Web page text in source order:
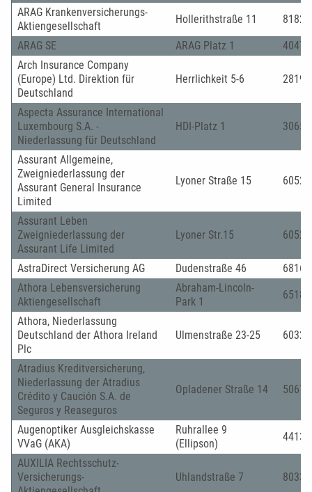
ARAG Krankenversicherungs-
Aktiengesellschaft
Hollerithstraße 11
81829
ARAG SE
ARAG Platz 1
40472
Arch Insurance Company
(Europe) Ltd. Direktion für
Deutschland
Herrlichkeit 5-6 28199
Aspecta Assurance International
Luxembourg S.A. -
Niederlassung für Deutschland
HDI-Platz 1 30659
Assurant Allgemeine,
Zweigniederlassung der
Assurant General Insurance
Limited
Lyoner Straße 15 60528
Assurant Leben
Zweigniederlassung der
Assurant Life Limited
Lyoner Str.15 60528
AstraDirect Versicherung AG Dudenstraße 46
68167
Athora Lebensversicherung
Aktiengesellschaft
Abraham-Lincoln-
Park 1
65189
Athora, Niederlassung
Deutschland der Athora Ireland
Plc
Ulmenstraße 23-25 60325
Atradius Kreditversicherung,
Niederlassung der Atradius
Crédito y Caución S.A. de
Seguros y Reaseguros
Opladener Straße 14 50679
Augenoptiker Ausgleichskasse
VVaG (AKA)
Ruhrallee 9
(Ellipson)
44139
AUXILIA Rechtsschutz-
Versicherungs-
Uhlandstraße 7 80336